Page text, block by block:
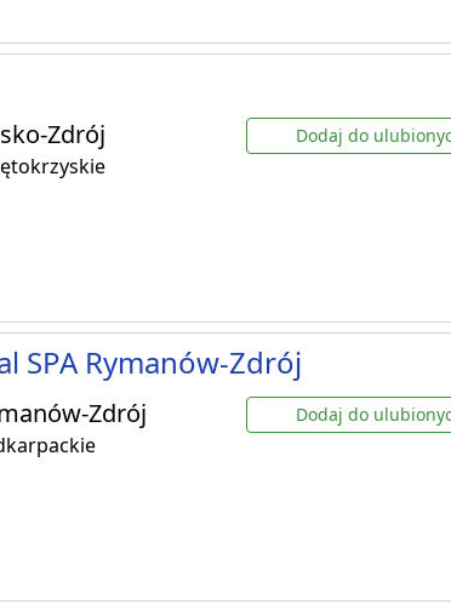
Zdrój Dodaj do
SPA Rymanów-Zdrój
Zdrój Dodaj do